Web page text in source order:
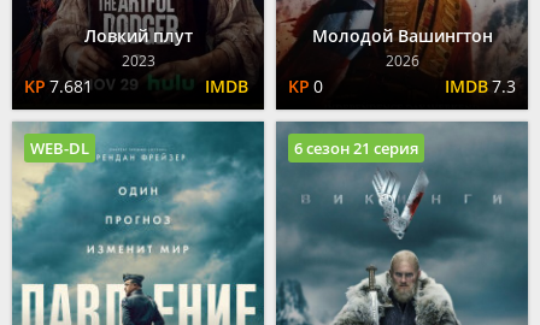
Ловкий плут
2023
7.681
Молодой Вашингтон
2026
0 7.3
WEB-DL 6 сезон 21 серия